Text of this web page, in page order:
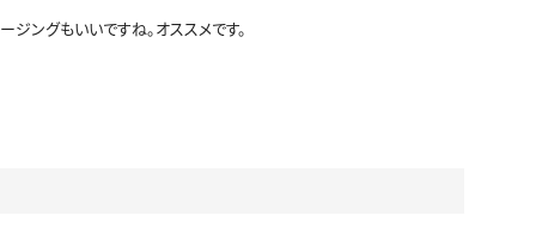
ングもいいですね。オススメです。